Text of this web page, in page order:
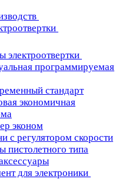
электроотвертки
программируемая
стандарт
экономичная
эконом
с регулятором скорости
пистолетного типа
для электроники